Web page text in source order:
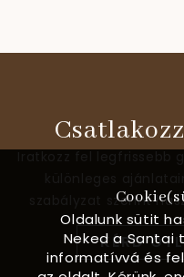
szabályzat szerint
KÉRD
Oldalunk sütit
Neked a Santai
informatívvá és